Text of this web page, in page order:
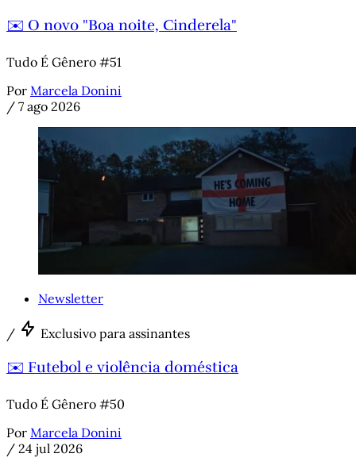
✉️ O novo "Boa noite, Cinderela"
Tudo É Gênero #51
Por Marcela Donini
/ 7 ago 2026
Newsletter
/ Exclusivo para assinantes
✉️ Futebol e violência doméstica
Tudo É Gênero #50
Por Marcela Donini
/ 24 jul 2026